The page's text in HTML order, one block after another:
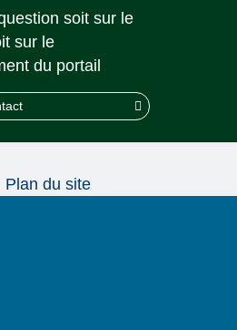
soit sur le
sur le
du portail
Plan du site